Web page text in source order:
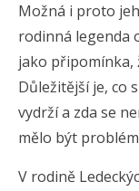
Možná i proto
rodinná legenda
jako připomínka,
Důležitější je, co
vydrží a zda se
mělo být
V rodině